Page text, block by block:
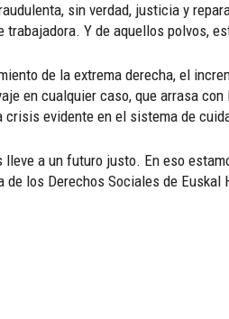
sin verdad, justicia y
Y de aquellos polvos,
de la extrema derecha, el
en cualquier caso, que arrasa
evidente en el sistema de
a un futuro justo. En eso
los Derechos Sociales de Euskal